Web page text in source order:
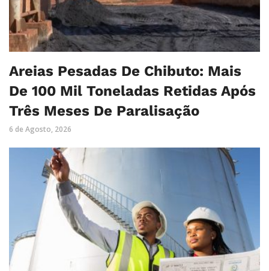
Areias Pesadas De Chibuto: Mais
De 100 Mil Toneladas Retidas Após
Três Meses De Paralisação
6 de Agosto, 2026